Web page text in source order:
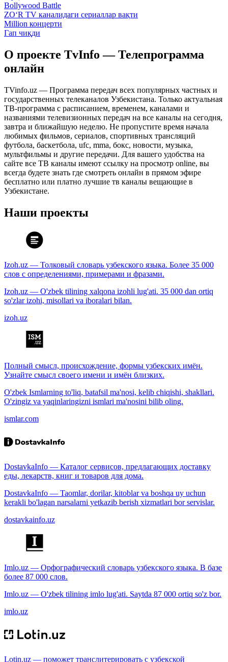
Bollywood Battle
ZO‘R TV каналидаги сериаллар вақти
Million концерти
Гап чиқди
О проекте TvInfo — Телепрограмма
онлайн
TVinfo.uz — Программа передач всех популярных частных и
государственных телеканалов Узбекистана. Только актуальная
ТВ-программа с расписанием, временем, каналами и
названиями телевизионных передач на все каналы на сегодня,
завтра и ближайшую неделю. Не пропустите время начала
любимых фильмов, сериалов, спортивных трансляций
футбола, баскетбола, ufc, mma, бокс, новости, музыка,
мультфильмы и другие передачи. Для вашего удобства на
сайте все ТВ каналы имеют ссылку на просмотр online, вы
всегда будете знать где смотреть онлайн в прямом эфире
бесплатно или платно лучшие тв каналы вещающие в
Узбекистане.
Наши проекты
Izoh.uz — Толковый словарь узбекского языка. Более 35 000
слов с определениями, примерами и фразами.
Izoh.uz — O'zbek tilining xalqona izohli lug'ati. 35 000 dan ortiq
so'zlar izohi, misollari va iboralari bilan.
izoh.uz
Полный смысл, происхождение, формы узбекских имён.
Узнайте смысл своего имени и имён близких.
O'zbek Ismlarning to'liq, batafsil ma'nosi, kelib chiqishi, shakllari.
O'zingiz va yaqinlaringizni ismlari ma'nosini bilib oling.
ismlar.com
DostavkaInfo — Каталог сервисов, предлагающих доставку
еды, лекарств, книг и товаров для дома.
DostavkaInfo — Taomlar, dorilar, kitoblar va boshqa uy uchun
kerakli bo'lagan narsalarni yetkazib berish xizmatlari bor servislar.
dostavkainfo.uz
Imlo.uz — Орфографический словарь узбекского языка. В базе
более 87 000 слов.
Imlo.uz — O'zbek tilining imlo lug'ati. Saytda 87 000 ortiq so'z bor.
imlo.uz
Lotin.uz — поможет транслитерировать с узбекской